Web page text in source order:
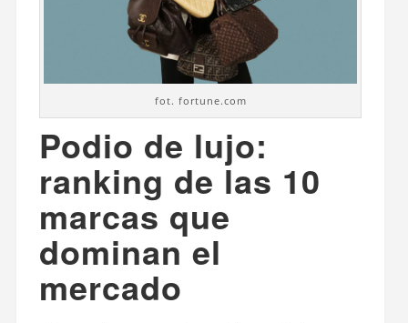
fot. fortune.com
Podio de lujo:
ranking de las 10
marcas que
dominan el
mercado